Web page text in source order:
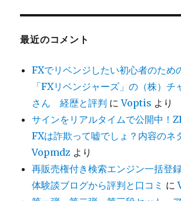
最近のコメント
FXでリベンジしたい初心者のため
「FXリベンジャーズ」の（株）チ
さん 経歴と評判 にVoptis より
サインをリアルタイムで公開中！
FXは詐欺って嘘でしょ？内容のネ
Vopmdz より
再販売権付き検索エンジン一括登
体験談ブログから評判と口コミ に